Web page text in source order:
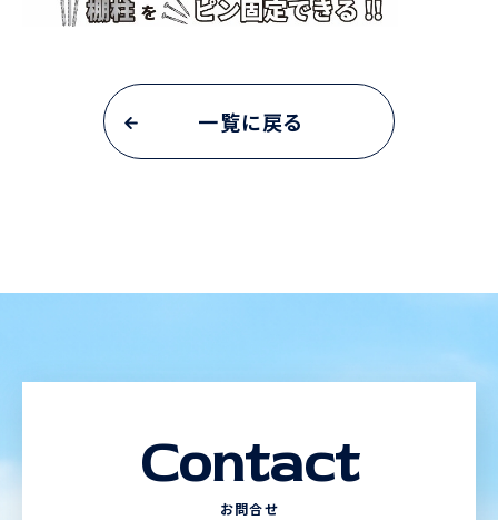
一覧に戻る
Contact
お問合せ